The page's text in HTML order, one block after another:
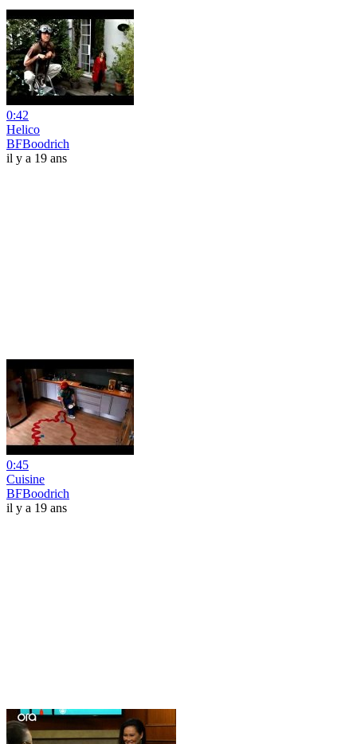
0:42
Helico
BFBoodrich
il y a 19 ans
0:45
Cuisine
BFBoodrich
il y a 19 ans